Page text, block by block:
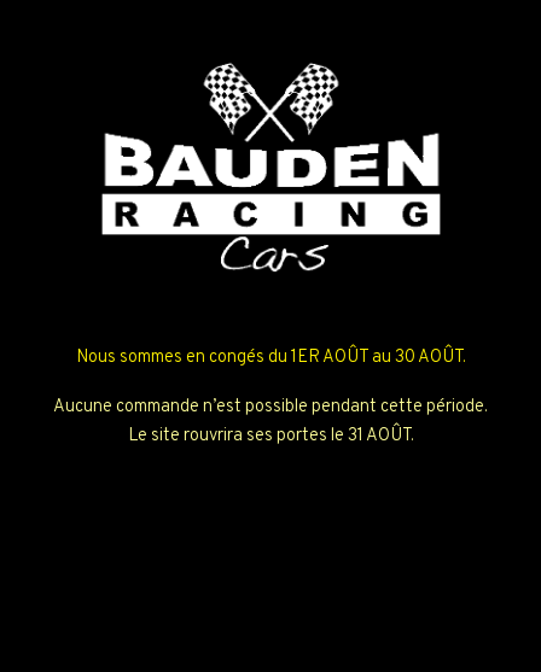
Nous sommes en congés du 1ER AOÛT au 30 AOÛT.
Aucune commande n’est possible pendant cette période.
Le site rouvrira ses portes le 31 AOÛT.